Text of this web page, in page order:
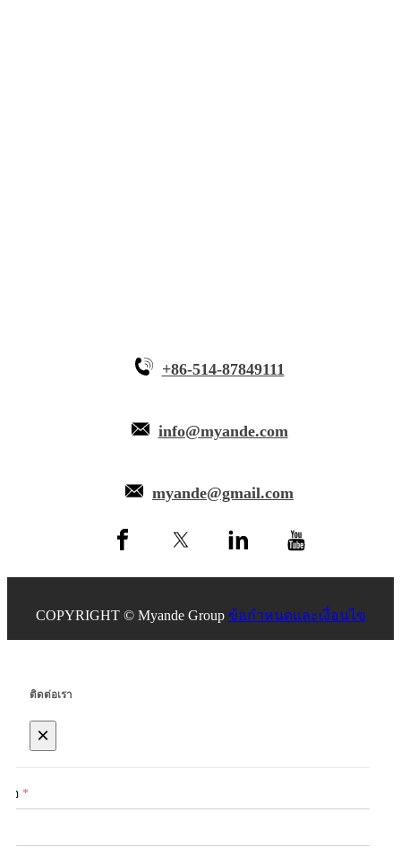
+86-514-87849111
info@myande.com
myande@gmail.com
COPYRIGHT © Myande Group ข้อกำหนดและเงื่อนไข
ติดต่อเรา
×
ชื่อ *